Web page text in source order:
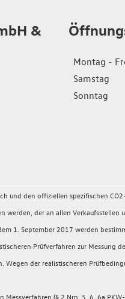
&
Montag -
Samstag
Sonntag
und den offiziellen spezifischen
der an allen
1. September 2017 werden
Prüfverfahren zur
Wegen der realistischeren
(§ 2 Nrn. 5, 6, 6a